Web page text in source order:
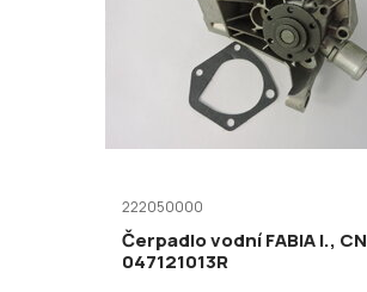
222050000
Čerpadlo vodní FABIA I., CN
047121013R